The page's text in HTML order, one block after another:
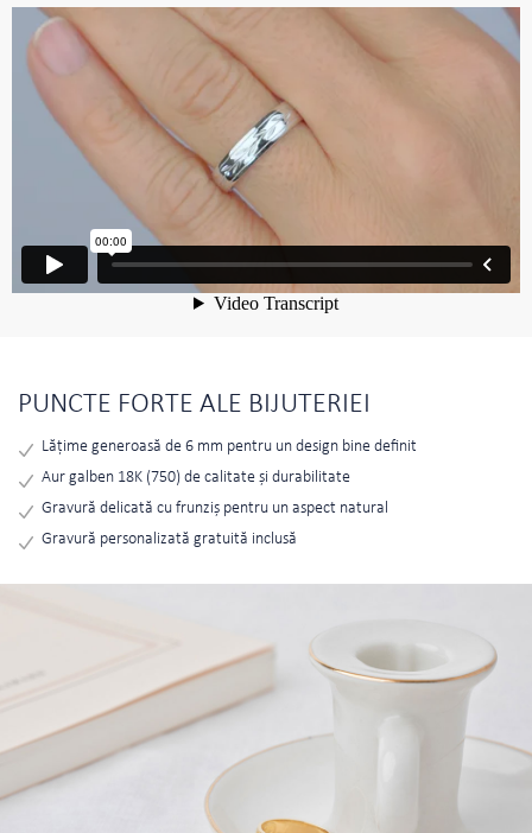
PUNCTE FORTE ALE BIJUTERIEI
Lățime generoasă de 6 mm pentru un design bine definit
Aur galben 18K (750) de calitate și durabilitate
Gravură delicată cu frunziș pentru un aspect natural
Gravură personalizată gratuită inclusă